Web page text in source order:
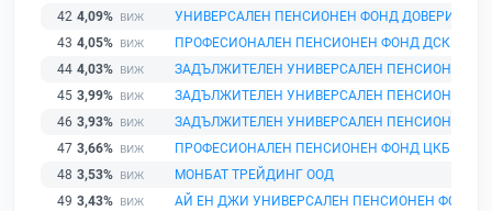
42 4,09%
УНИВЕРСАЛЕН ПЕНСИОНЕН ФОНД ДОВЕРИЕ
43 4,05%
ПРОФЕСИОНАЛЕН ПЕНСИОНЕН ФОНД ДСК -
44 4,03%
ЗАДЪЛЖИТЕЛЕН УНИВЕРСАЛЕН ПЕНСИОНЕН
45 3,99%
ЗАДЪЛЖИТЕЛЕН УНИВЕРСАЛЕН ПЕНСИОНЕН
46 3,93%
ЗАДЪЛЖИТЕЛЕН УНИВЕРСАЛЕН ПЕНСИОНЕН
47 3,66%
ПРОФЕСИОНАЛЕН ПЕНСИОНЕН ФОНД ЦКБ СИЛА
48 3,53%
МОНБАТ ТРЕЙДИНГ ООД
49 3,43%
АЙ ЕН ДЖИ УНИВЕРСАЛЕН ПЕНСИОНЕН ФОНД